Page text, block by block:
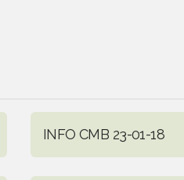
INFO CMB 23-01-18